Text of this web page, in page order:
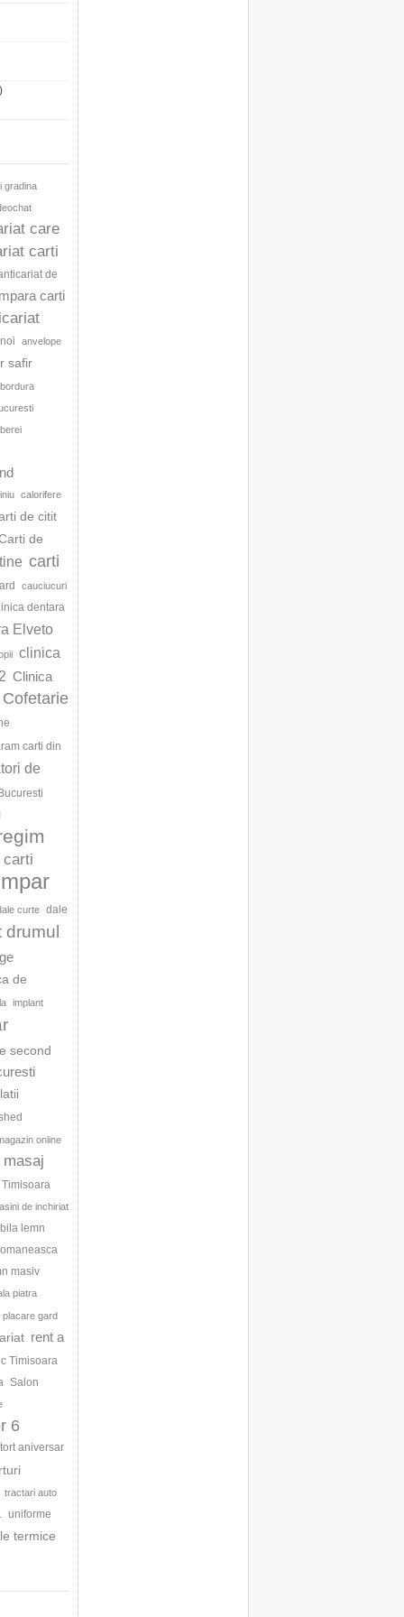
gradina
care
carti
de
carti
anvelope
safir
bordura
calorifere
de citit
de
carti
cauciucuri
dentara
Elveto
clinica
Clinica
Cofetarie
carti din
de
carti
curte dale
drumul
de
implant
second
online
masaj
de inchiriat
lemn
masiv
piatra
placare gard
rent a
Timisoara
Salon
6
tort aniversar
tractari auto
uniforme
termice